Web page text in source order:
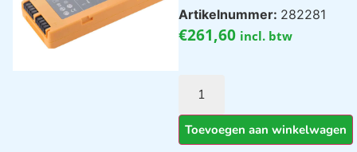
Artikelnummer: 282281
€261,60 incl. btw
Toevoegen aan winkelwagen